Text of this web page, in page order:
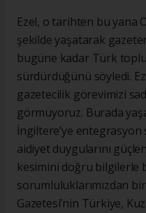
Ezel, o tarihten bu yana
şekilde yaşatarak
bugüne kadar Türk
sürdürdüğünü söyledi.
gazetecilik görevimizi
görmüyoruz. Burada
İngiltere’ye entegrasyon
aidiyet duygularını
kesimini doğru bilgilerle
sorumluluklarımızdan
Gazetesi’nin Türkiye,